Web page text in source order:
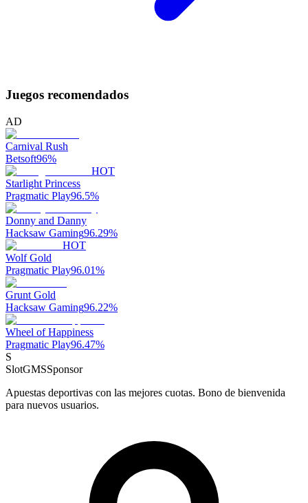
Juegos recomendados
AD
Carnival Rush
Betsoft96%
HOT
Starlight Princess
Pragmatic Play96.5%
Donny and Danny
Hacksaw Gaming96.29%
HOT
Wolf Gold
Pragmatic Play96.01%
Grunt Gold
Hacksaw Gaming96.22%
Wheel of Happiness
Pragmatic Play96.47%
S
SlotGMSSponsor
Apuestas deportivas con las mejores cuotas. Bono de bienvenida
para nuevos usuarios.